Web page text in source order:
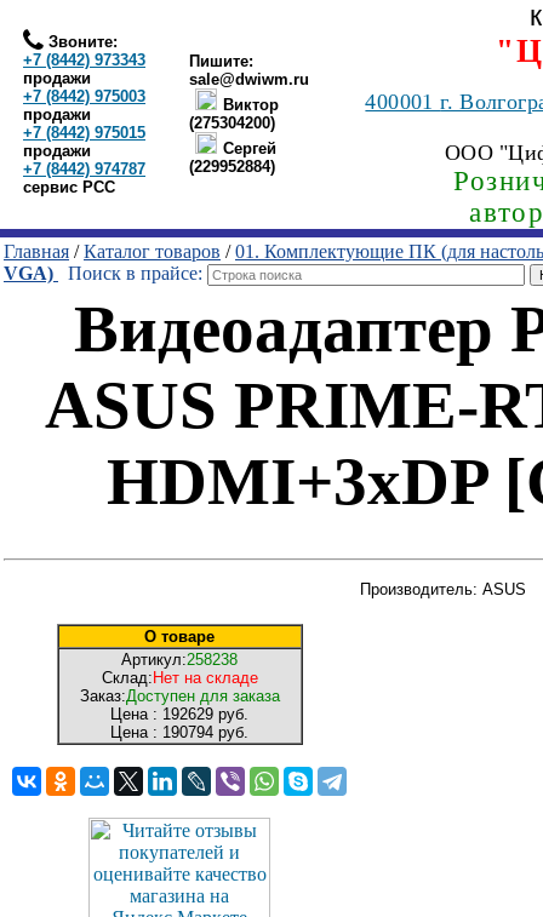
Звоните:
+7 (8442) 973343
продажи
+7 (8442) 975003
продажи
+7 (8442) 975015
продажи
+7 (8442) 974787
сервис РСС
Пишите:
sale@dwiwm.ru
Виктор
(275304200)
Сергей
(229952884)
400001г.
ООО
Главная /Каталог товаров /01. Комплектующие ПК (для
VGA)
Поиск в прайсе:
Видеоадаптер
ASUS PRIME-
HDMI+3xDP
О товаре
Артикул:258238
Склад: Нет на складе
Заказ:Доступен для заказа
Цена : 192629 руб.
Цена : 190794 руб.
Производитель: ASUS